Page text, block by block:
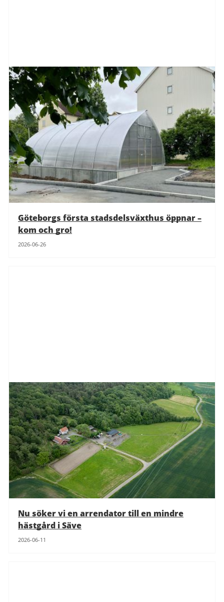
Göteborgs första stadsdelsväxthus öppnar –
kom och gro!
2026-06-26
Nu söker vi en arrendator till en mindre
hästgård i Säve
2026-06-11